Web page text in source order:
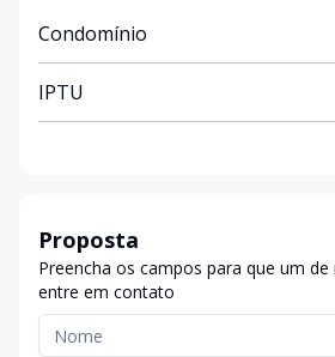
Condomínio
IPTU
Proposta
Preencha os campos para que um
entre em contato